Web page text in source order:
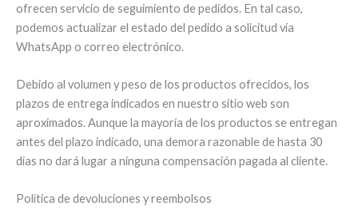
ofrecen servicio de seguimiento de pedidos. En tal caso,
podemos actualizar el estado del pedido a solicitud vía
WhatsApp o correo electrónico.
Debido al volumen y peso de los productos ofrecidos, los
plazos de entrega indicados en nuestro sitio web son
aproximados. Aunque la mayoría de los productos se entregan
antes del plazo indicado, una demora razonable de hasta 30
días no dará lugar a ninguna compensación pagada al cliente.
Política de devoluciones y reembolsos